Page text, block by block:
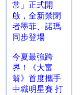
常」正式開
啟，全新禁閉
者墨菲、諾瑪
同步登場
今夏最強跨
界！《大富
翁》首度攜手
中職明星賽 打